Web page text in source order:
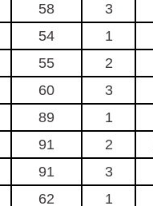
58 3
54 1
55 2
60 3
89 1
91 2
91 3
62 1